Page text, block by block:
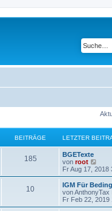
BEITRÄGE LETZTER
185
BGETexte
von root
e
u
e
s
t
Fr Aug 17, 2018
10
IGM Für
vonAnthonyTax
Fr Feb 22, 2019